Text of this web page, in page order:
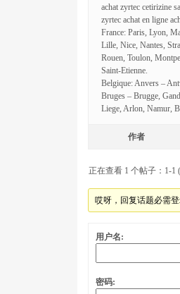
achat zyrtec cetirizine
zyrtec achat en ligne
France: Paris, Lyon,
Lille, Nice, Nantes,
Rouen, Toulon,
Saint-Etienne.
Belgique: Anvers –
Bruges – Brugge,
Liege, Arlon, Namur,
作者
正在查看 1 个帖子：1-1
哎呀，回复话题必需登
用户名:
密码: